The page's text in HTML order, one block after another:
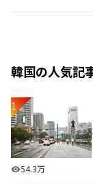
韓国の人気記
1
【旅行日数別】
54.3万